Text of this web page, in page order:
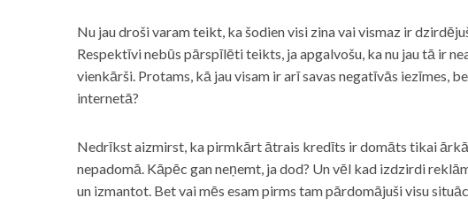
Nu jau droši varam teikt, ka šodien visi zina vai vismaz ir
Respektīvi nebūs pārspīlēti teikts, ja apgalvošu, ka nu jau tā ir
vienkārši. Protams, kā jau visam ir arī savas negatīvās
internetā?
Nedrīkst aizmirst, ka pirmkārt ātrais kredīts ir domāts tikai
nepadomā. Kāpēc gan neņemt, ja dod? Un vēl kad izdzirdi
un izmantot. Bet vai mēs esam pirms tam pārdomājuši visu